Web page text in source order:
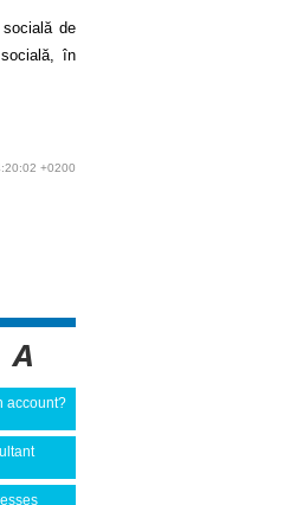
de
în
+0200
account?